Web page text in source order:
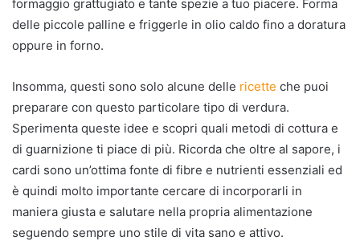
formaggio grattugiato e tante spezie a tuo piacere. Forma
delle piccole palline e friggerle in olio caldo fino a doratura
oppure in forno.
Insomma, questi sono solo alcune delle ricette che puoi
preparare con questo particolare tipo di verdura.
Sperimenta queste idee e scopri quali metodi di cottura e
di guarnizione ti piace di più. Ricorda che oltre al sapore, i
cardi sono un’ottima fonte di fibre e nutrienti essenziali ed
è quindi molto importante cercare di incorporarli in
maniera giusta e salutare nella propria alimentazione
seguendo sempre uno stile di vita sano e attivo.